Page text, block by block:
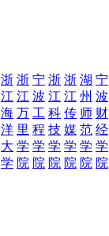
浙
江
海
洋
大
学
浙
江
万
里
学
院
宁
波
工
程
学
院
浙
江
科
技
学
院
浙
江
传
媒
学
院
湖
州
师
范
学
院
宁
波
财
经
学
院